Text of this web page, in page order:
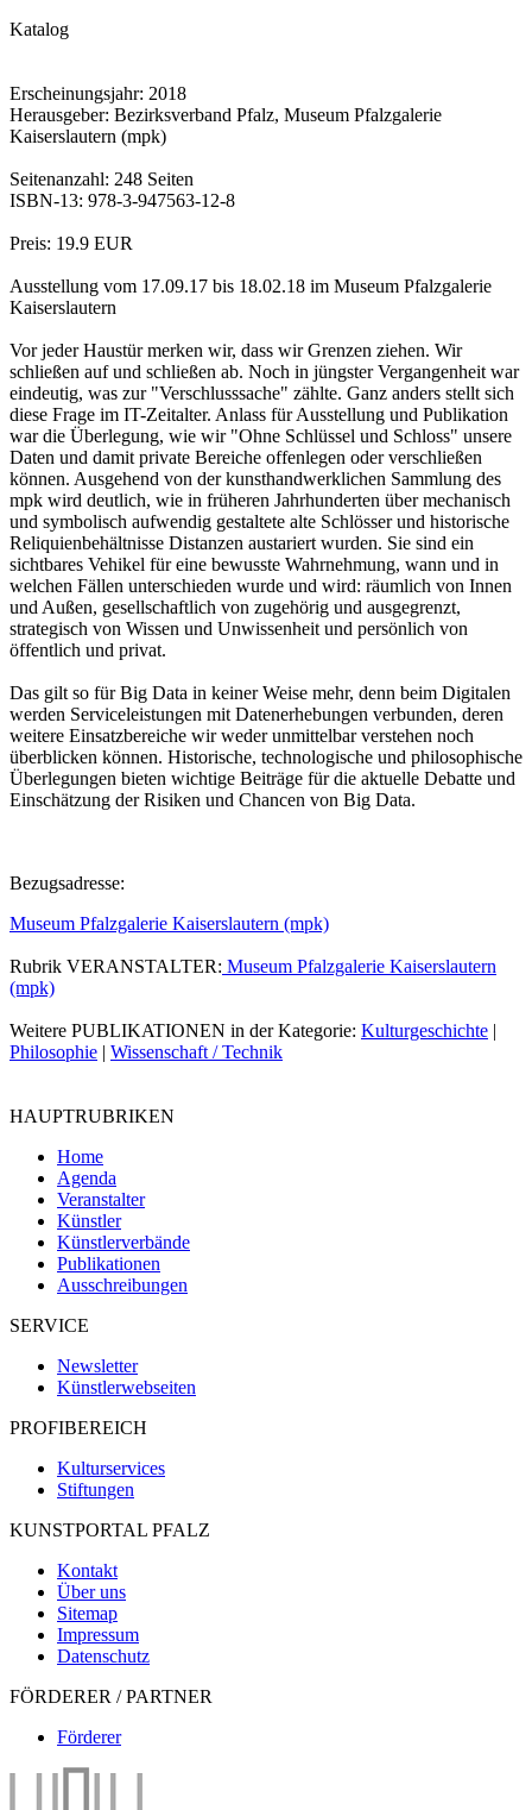
Katalog
Erscheinungsjahr: 2018
Herausgeber: Bezirksverband Pfalz, Museum Pfalzgalerie
Kaiserslautern (mpk)
Seitenanzahl: 248 Seiten
ISBN-13: 978-3-947563-12-8
Preis: 19.9 EUR
Ausstellung vom 17.09.17 bis 18.02.18 im Museum Pfalzgalerie
Kaiserslautern
Vor jeder Haustür merken wir, dass wir Grenzen ziehen. Wir
schließen auf und schließen ab. Noch in jüngster Vergangenheit war
eindeutig, was zur "Verschlusssache" zählte. Ganz anders stellt sich
diese Frage im IT-Zeitalter. Anlass für Ausstellung und Publikation
war die Überlegung, wie wir "Ohne Schlüssel und Schloss" unsere
Daten und damit private Bereiche offenlegen oder verschließen
können. Ausgehend von der kunsthandwerklichen Sammlung des
mpk wird deutlich, wie in früheren Jahrhunderten über mechanisch
und symbolisch aufwendig gestaltete alte Schlösser und historische
Reliquienbehältnisse Distanzen austariert wurden. Sie sind ein
sichtbares Vehikel für eine bewusste Wahrnehmung, wann und in
welchen Fällen unterschieden wurde und wird: räumlich von Innen
und Außen, gesellschaftlich von zugehörig und ausgegrenzt,
strategisch von Wissen und Unwissenheit und persönlich von
öffentlich und privat.
Das gilt so für Big Data in keiner Weise mehr, denn beim Digitalen
werden Serviceleistungen mit Datenerhebungen verbunden, deren
weitere Einsatzbereiche wir weder unmittelbar verstehen noch
überblicken können. Historische, technologische und philosophische
Überlegungen bieten wichtige Beiträge für die aktuelle Debatte und
Einschätzung der Risiken und Chancen von Big Data.
Bezugsadresse:
Museum Pfalzgalerie Kaiserslautern (mpk)
Rubrik VERANSTALTER: Museum Pfalzgalerie Kaiserslautern
(mpk)
Weitere PUBLIKATIONEN in der Kategorie: Kulturgeschichte |
Philosophie | Wissenschaft / Technik
HAUPTRUBRIKEN
Home
Agenda
Veranstalter
Künstler
Künstlerverbände
Publikationen
Ausschreibungen
SERVICE
Newsletter
Künstlerwebseiten
PROFIBEREICH
Kulturservices
Stiftungen
KUNSTPORTAL PFALZ
Kontakt
Über uns
Sitemap
Impressum
Datenschutz
FÖRDERER / PARTNER
Förderer